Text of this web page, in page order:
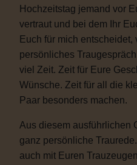
Hochzeitstag jemand vor
vertraut und bei dem Ihr
Euch für mich
persönliches
viel Zeit. Zeit für Eure
Wünsche. Zeit für all die
Paar besonders machen.
Aus diesem ausführlichen
ganz persönliche
auch mit Euren